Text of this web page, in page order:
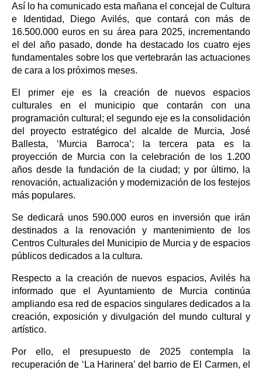
Así lo ha comunicado esta mañana el concejal de Cultura
e Identidad, Diego Avilés, que contará con más de
16.500.000 euros en su área para 2025, incrementando
el del año pasado, donde ha destacado los cuatro ejes
fundamentales sobre los que vertebrarán las actuaciones
de cara a los próximos meses.
El primer eje es la creación de nuevos espacios
culturales en el municipio que contarán con una
programación cultural; el segundo eje es la consolidación
del proyecto estratégico del alcalde de Murcia, José
Ballesta, ‘Murcia Barroca’; la tercera pata es la
proyección de Murcia con la celebración de los 1.200
años desde la fundación de la ciudad; y por último, la
renovación, actualización y modernización de los festejos
más populares.
Se dedicará unos 590.000 euros en inversión que irán
destinados a la renovación y mantenimiento de los
Centros Culturales del Municipio de Murcia y de espacios
públicos dedicados a la cultura.
Respecto a la creación de nuevos espacios, Avilés ha
informado que el Ayuntamiento de Murcia continúa
ampliando esa red de espacios singulares dedicados a la
creación, exposición y divulgación del mundo cultural y
artístico.
Por ello, el presupuesto de 2025 contempla la
recuperación de ‘La Harinera’ del barrio de El Carmen, el